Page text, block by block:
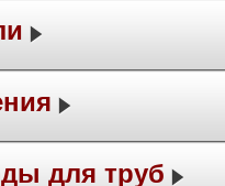
для труб